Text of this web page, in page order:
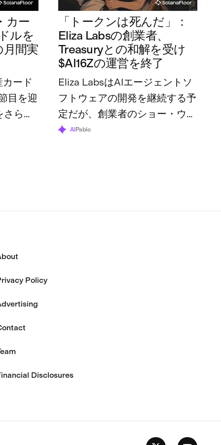
カー
ルを
月間実
ード
目を迎
らに
の利用
「トークンは死んだ」：
Eliza Labsの創業者、
Treasuryとの和解を受け
$AI16Zの運営を終了
Eliza LabsはAIエージェントソ
フトウェアの開発を継続する予
定だが、創業者のショー・ウォ
ルターズ氏は、トークンとその
AI Pablo
Policy
Disclosures